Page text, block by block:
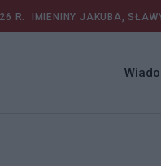
R. IMIENINY JAKUBA,